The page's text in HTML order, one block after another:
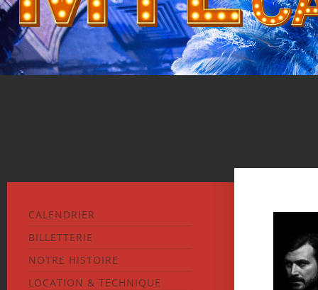
CALENDRIER
BILLETTERIE
NOTRE HISTOIRE
LOCATION & TECHNIQUE